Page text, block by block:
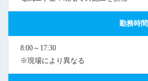
勤務時間
8:00～17:30
※現場により異なる